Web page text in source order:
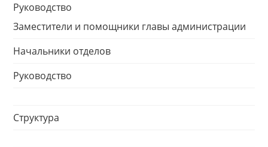
Руководство
Заместители и помощники главы администрации
Начальники отделов
Руководство
Структура